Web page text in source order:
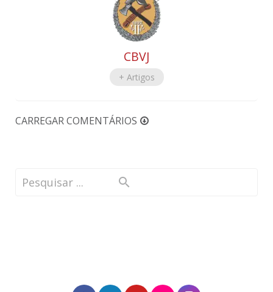
CBVJ
+ Artigos
CARREGAR COMENTÁRIOS